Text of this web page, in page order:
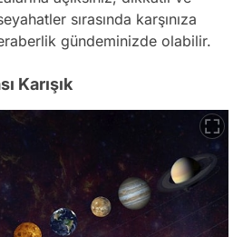
sırasında karşınıza
gündeminizde olabilir.
Karışık